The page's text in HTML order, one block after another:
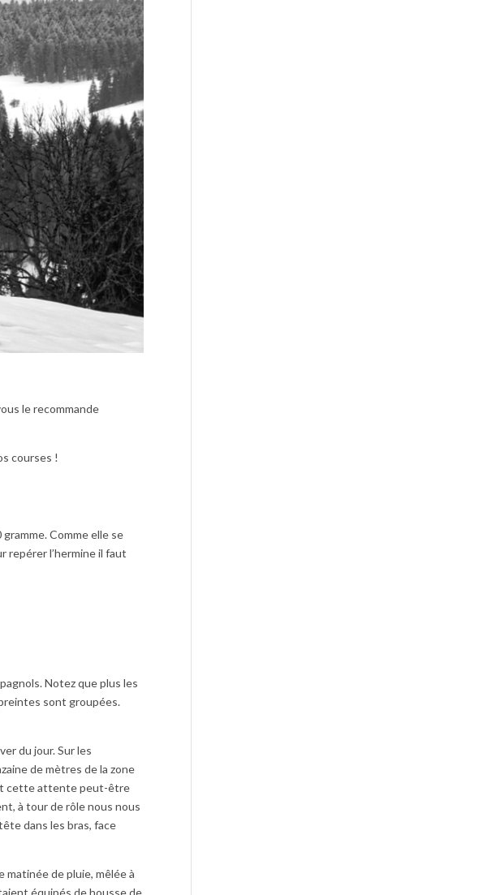
le recommande
courses !
Comme elle se
repérer l’hermine il faut
Notez que plus les
sont groupées.
du jour. Sur les
de mètres de la zone
cette attente peut-être
à tour de rôle nous nous
dans les bras, face
matinée de pluie, mêlée à